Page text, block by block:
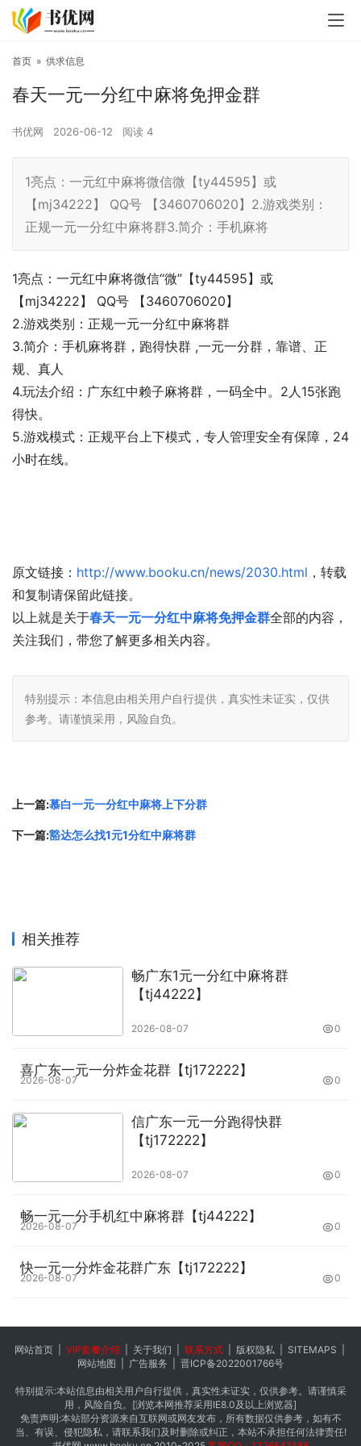
首页 » 供求信息
春天一元一分红中麻将免押金群
书优网 2026-06-12 阅读 4
1亮点：一元红中麻将微信微【ty44595】或
【mj34222】 QQ号 【3460706020】2.游戏类别：
正规一元一分红中麻将群3.简介：手机麻将
1亮点：一元红中麻将微信“微”【ty44595】或
【mj34222】 QQ号 【3460706020】
2.游戏类别：正规一元一分红中麻将群
3.简介：手机麻将群，跑得快群 ,一元一分群，靠谱、正
规、真人
4.玩法介绍：广东红中赖子麻将群，一码全中。2人15张跑
得快。
5.游戏模式：正规平台上下模式，专人管理安全有保障，24
小时在线。
原文链接： http://www.booku.cn/news/2030.html ，转载
和复制请保留此链接。
以上就是关于春天一元一分红中麻将免押金群全部的内容，
关注我们，带您了解更多相关内容。
特别提示：本信息由相关用户自行提供，真实性未证实，仅供
参考。请谨慎采用，风险自负。
上一篇:慕白一元一分红中麻将上下分群
下一篇:豁达怎么找1元1分红中麻将群
相关推荐
畅广东1元一分红中麻将群
【tj44222】
2026-08-07 0
喜广东一元一分炸金花群【tj172222】
2026-08-07 0
信广东一元一分跑得快群
【tj172222】
2026-08-07 0
畅一元一分手机红中麻将群【tj44222】
2026-08-07 0
快一元一分炸金花群广东【tj172222】
2026-08-07 0
网站首页| VIP套餐介绍 关于我们 联系方式| 版权隐私| SITEMAPS
网站地图
广告服务 晋ICP备2022001766号
特别提示:本站信息由相关用户自行提供，真实性未证实，仅供参考。请谨慎采
用，风险自负。[浏览本网推荐采用IE8.0及以上浏览器]
免责声明:本站部分资源来自互联网或网友发布，所有数据仅供参考，如有不
当、有误、侵犯隐私，请联系我们及时删除或纠正，本站不承担任何法律责任!